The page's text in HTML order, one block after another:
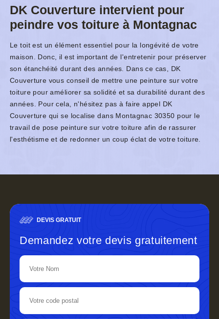
DK Couverture intervient pour
peindre vos toiture à Montagnac
Le toit est un élément essentiel pour la longévité de votre
maison. Donc, il est important de l'entretenir pour préserver
son étanchéité durant des années. Dans ce cas, DK
Couverture vous conseil de mettre une peinture sur votre
toiture pour améliorer sa solidité et sa durabilité durant des
années. Pour cela, n'hésitez pas à faire appel DK
Couverture qui se localise dans Montagnac 30350 pour le
travail de pose peinture sur votre toiture afin de rassurer
l'esthétisme et de redonner un coup éclat de votre toiture.
DEVIS GRATUIT
Demandez votre devis gratuitement